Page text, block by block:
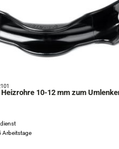
10-12 mm zum
Arbeitstage